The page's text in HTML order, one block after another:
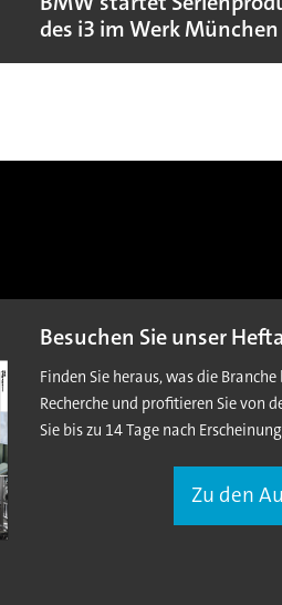
des i3 im Werk München
Besuchen Sie unser
Finden Sie heraus, was die
Recherche und profitieren Sie von
Sie bis zu 14 Tage nach
Zu den